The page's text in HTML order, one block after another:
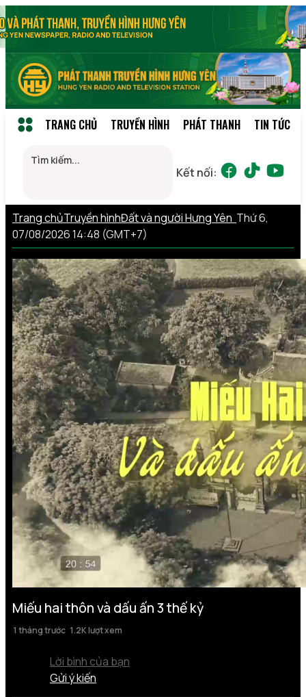
TRANG CHỦ TRUYỀN HÌNH PHÁT THANH TIN TỨC
Kết nối:
Trang chủTruyền hìnhĐất và người Hưng Yên Thứ 6,
07/08/2026 14:48 (GMT+7)
Miếu hai thôn và dấu ấn 3 thế kỷ
1 tháng trước 1.2K lượt xem
Lời bình của bạn
Gửi ý kiến